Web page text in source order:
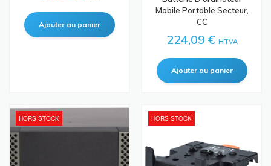
Mobile Portable Secteur,
CC
224,09 € HTVA
HORS STOCK HORS STOCK